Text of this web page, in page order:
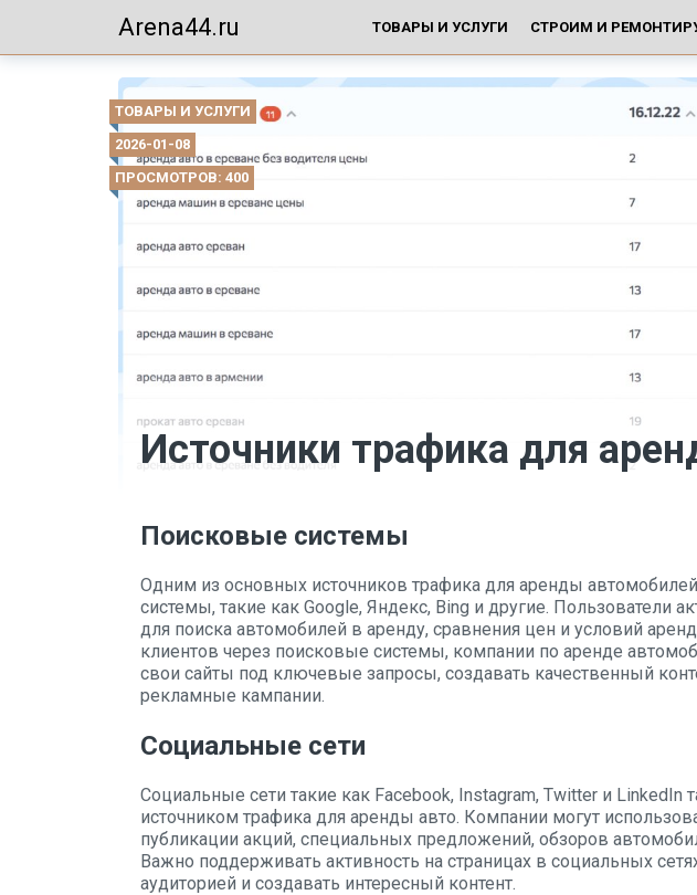
Arena44.ru ТОВАРЫ И УСЛУГИ СТРОИМ И
ТОВАРЫ И УСЛУГИ
2026-01-08
ПРОСМОТРОВ: 400
Источники трафика для
Поисковые системы
Одним из основных источников трафика для аренды
системы, такие как Google, Яндекс, Bing и другие. Пользователи
для поиска автомобилей в аренду, сравнения цен и условий
клиентов через поисковые системы, компании по аренде
свои сайты под ключевые запросы, создавать качественный
рекламные кампании.
Социальные сети
Социальные сети такие как Facebook, Instagram, Twitter и LinkedIn
источником трафика для аренды авто. Компании могут
публикации акций, специальных предложений, обзоров
Важно поддерживать активность на страницах в социальных
аудиторией и создавать интересный контент.